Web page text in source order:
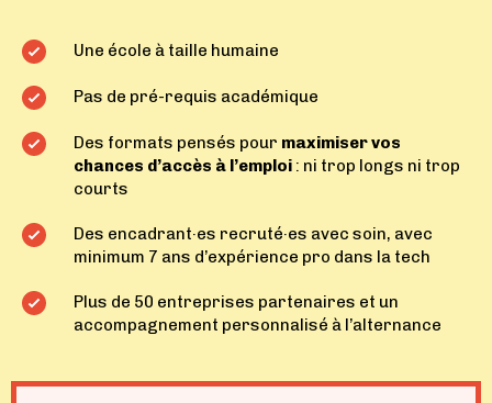
Une école à taille humaine
Pas de pré-requis académique
Des formats pensés pour maximiser vos
chances d’accès à l’emploi : ni trop longs ni trop
courts
Des encadrant·es recruté·es avec soin, avec
minimum 7 ans d’expérience pro dans la tech
Plus de 50 entreprises partenaires et un
accompagnement personnalisé à l’alternance